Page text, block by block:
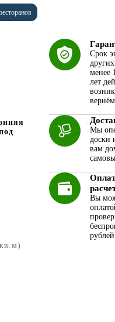
Срок
менее
лет
Мы
доски
вам
Вы